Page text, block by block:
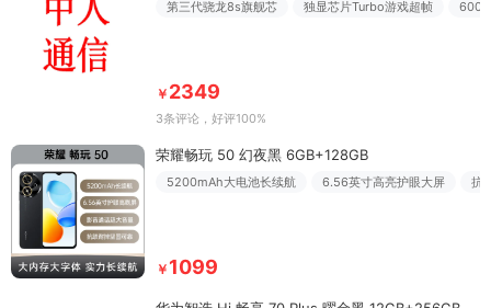
第三代骁龙8s旗舰芯 独显芯片Turbo游戏超帧
￥ 2349
3条评论 ，好评100%
荣耀畅玩 50 幻夜黑 6GB+128GB
5200mAh大电池长续航 6.56英寸高亮护眼大屏 抗
￥ 1099